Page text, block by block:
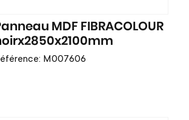
MDF FIBRACOLOUR
M007606